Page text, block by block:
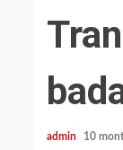
admin 10